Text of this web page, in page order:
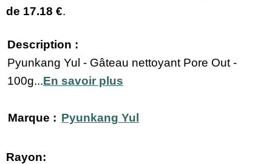
de 17.18 €.
Description :
Pyunkang Yul - Gâteau nettoyant Pore Out -
100g...En savoir plus
Marque : Pyunkang Yul
Rayon: